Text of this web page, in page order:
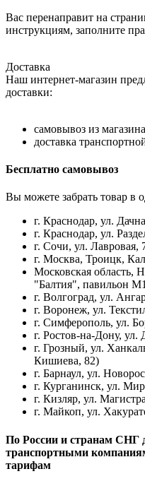
Вас перенаправит на
инструкциям, заполните
Доставка
Наш интернет-магазин
доставки:
самовывоз из
доставка
Бесплатно самовывоз
Вы можете забрать товар в
г. Краснодар, ул.
г. Краснодар, ул.
г. Сочи, ул. Лавровая,
г. Москва, Троицк,
Московская область,
"Балтия", павильон
г. Волгоград, ул.
г. Воронеж, ул.
г. Симферополь, ул.
г. Ростов-на-Дону, ул.
г. Грозный, ул.
Кишиева, 82)
г. Барнаул, ул.
г. Курганинск, ул.
г. Кизляр, ул.
г. Майкоп, ул.
По России и странам СНГ
транспортными
тарифам